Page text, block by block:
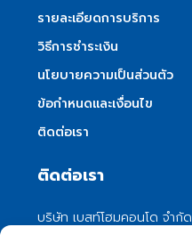
รายละเอียดการบริการ
วิธีการชำระเงิน
นโยบายความเป็นส่วนตัว
ข้อกำหนดและเงื่อนไข
ติดต่อเรา
ติดต่อเรา
บริษัท เบสท์โฮมคอนโด จำกัด